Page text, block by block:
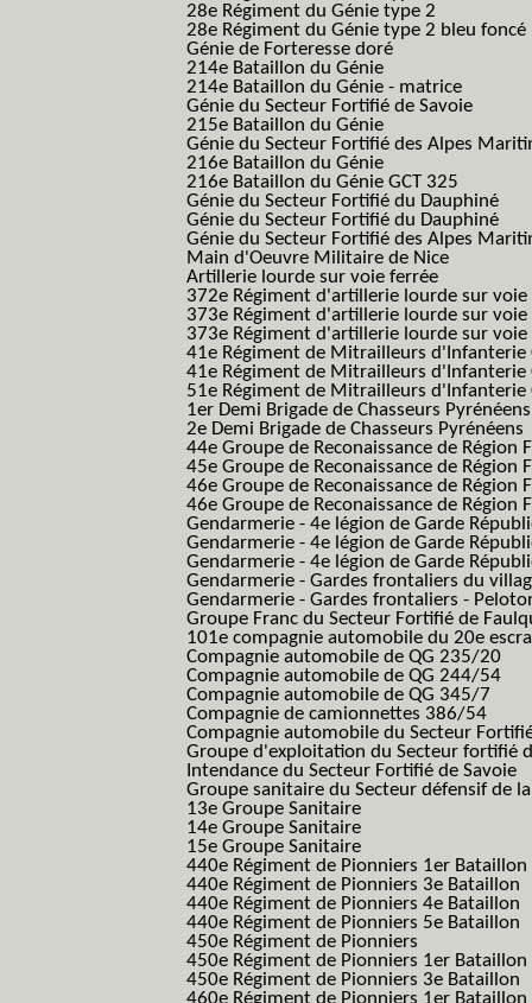
28e Régiment du Génie type 2
28e Régiment du Génie type 2 bleu foncé
Génie de Forteresse doré
214e Bataillon du Génie
214e Bataillon du Génie - matrice
Génie du Secteur Fortifié de Savoie
215e Bataillon du Génie
Génie du Secteur Fortifié des Alpes
216e Bataillon du Génie
216e Bataillon du Génie GCT 325
Génie du Secteur Fortifié du Dauphiné
Génie du Secteur Fortifié du Dauphiné
Génie du Secteur Fortifié des Alpes
Main d'Oeuvre Militaire de Nice
Artillerie lourde sur voie ferrée
372e Régiment d'artillerie lourde sur voie
373e Régiment d'artillerie lourde sur voie
373e Régiment d'artillerie lourde sur
41e Régiment de Mitrailleurs d'Infanterie
41e Régiment de Mitrailleurs d'Infanterie
51e Régiment de Mitrailleurs d'Infanterie
1er Demi Brigade de Chasseurs Pyrénéens
2e Demi Brigade de Chasseurs Pyrénéens
44e Groupe de Reconaissance de Région
45e Groupe de Reconaissance de Région
46e Groupe de Reconaissance de Région
46e Groupe de Reconaissance de
Gendarmerie - 4e légion de Garde
Gendarmerie - 4e légion de Garde
Gendarmerie - 4e légion de Garde
Gendarmerie - Gardes frontaliers du
Gendarmerie - Gardes frontaliers -
Groupe Franc du Secteur Fortifié de
101e compagnie automobile du 20e
Compagnie automobile de QG 235/20
Compagnie automobile de QG 244/54
Compagnie automobile de QG 345/7
Compagnie de camionnettes 386/54
Compagnie automobile du Secteur
Groupe d'exploitation du Secteur fortifié
Intendance du Secteur Fortifié de Savoie
Groupe sanitaire du Secteur défensif de
13e Groupe Sanitaire
14e Groupe Sanitaire
15e Groupe Sanitaire
440e Régiment de Pionniers 1er Bataillon
440e Régiment de Pionniers 3e Bataillon
440e Régiment de Pionniers 4e Bataillon
440e Régiment de Pionniers 5e Bataillon
450e Régiment de Pionniers
450e Régiment de Pionniers 1er Bataillon
450e Régiment de Pionniers 3e Bataillon
460e Régiment de Pionniers 1er Bataillon